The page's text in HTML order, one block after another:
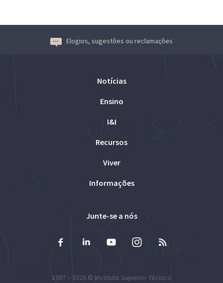
Elogios, sugestões ou reclamações
Notícias
Ensino
I&I
Recursos
Viver
Informações
Junte-se a nós
1997 – 2026 © Instituto Superior Técnico